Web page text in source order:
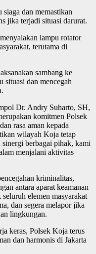
dan memastikan
jika terjadi situasi darurat.
lampu rotator
terutama di
sambang ke
situasi dan mencegah
Dr. Andry Suharto, SH,
komitmen Polsek
rasa aman kepada
wilayah Koja tetap
berbagai pihak, kami
menjalani aktivitas
kriminalitas,
antara aparat keamanan
elemen masyarakat
dan segera melapor jika
lingkungan.
keras, Polsek Koja terus
dan harmonis di Jakarta